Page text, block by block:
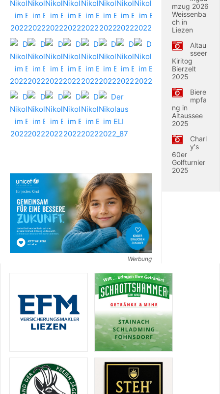
Werbung
mzug 2026
Weissenba
ch in
Liezen
Altau
sseer
Kiritog
Bierzelt
2025
Biere
mpfa
ng in
Altaussee
2025
Charl
y's
60er
Golfturnier
2025